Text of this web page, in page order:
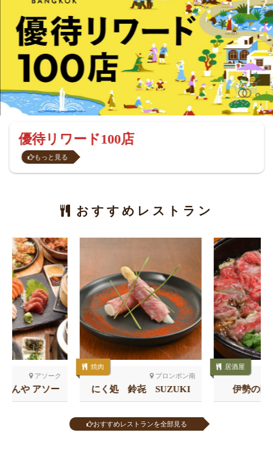
優待リワード100店
もっと見る
おすすめレストラン
プロンポン南
にく処 鈴㐂 SUZUKI
プロンポン北
伊勢の国 サクラサク
おすすめレストランを全部見る